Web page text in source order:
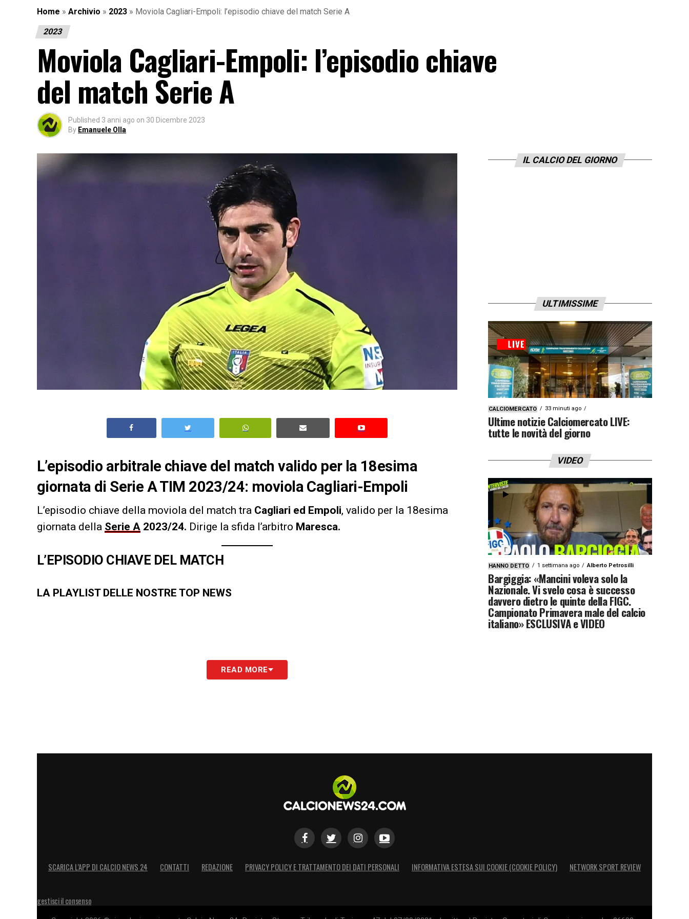
Home » Archivio » 2023 » Moviola Cagliari-Empoli: l’episodio chiave del match Serie A
2023
Moviola Cagliari-Empoli: l’episodio chiave
del match Serie A
Published 3 anni ago on 30 Dicembre 2023
By Emanuele Olla
L’episodio arbitrale chiave del match valido per la 18esima
giornata di Serie A TIM 2023/24: moviola Cagliari-Empoli
L’episodio chiave della moviola del match tra Cagliari ed Empoli, valido per la 18esima
giornata della Serie A 2023/24. Dirige la sfida l’arbitro Maresca.
L’EPISODIO CHIAVE DEL MATCH
LA PLAYLIST DELLE NOSTRE TOP NEWS
READ MORE
IL CALCIO DEL GIORNO
ULTIMISSIME
CALCIOMERCATO 33 minuti ago
Ultime notizie Calciomercato LIVE:
tutte le novità del giorno
VIDEO
HANNO DETTO 1 settimana ago Alberto Petrosilli
Bargiggia: «Mancini voleva solo la
Nazionale. Vi svelo cosa è successo
davvero dietro le quinte della FIGC.
Campionato Primavera male del calcio
italiano» ESCLUSIVA e VIDEO
SCARICA L’APP DI CALCIO NEWS 24 CONTATTI REDAZIONE PRIVACY POLICY E TRATTAMENTO DEI DATI PERSONALI INFORMATIVA ESTESA SUI COOKIE (COOKIE POLICY) NETWORK SPORT REVIEW
gestisci il consenso